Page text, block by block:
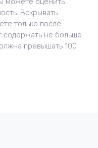
Вскрывать
только после
содержать не больше
превышать 100